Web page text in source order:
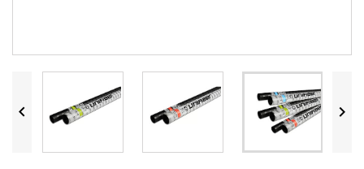
 